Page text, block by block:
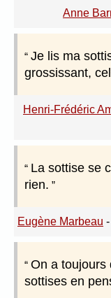
Anne
Je lis ma
grossissant,
Henri-Frédéric
La sottise se
rien.
Eugène Marbeau -
On a toujours
sottises en